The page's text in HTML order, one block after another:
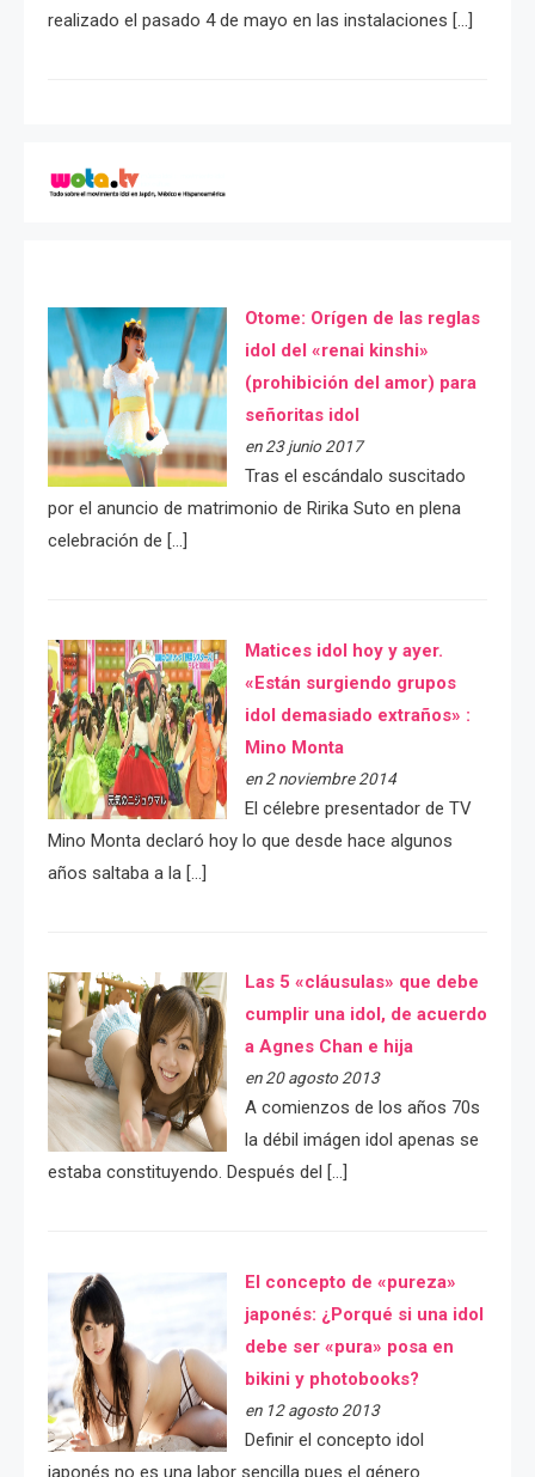
realizado el pasado 4 de mayo en las instalaciones […]
Otome: Orígen de las reglas
idol del «renai kinshi»
(prohibición del amor) para
señoritas idol
en 23 junio 2017
Tras el escándalo suscitado
por el anuncio de matrimonio de Ririka Suto en plena
celebración de […]
Matices idol hoy y ayer.
«Están surgiendo grupos
idol demasiado extraños» :
Mino Monta
en 2 noviembre 2014
El célebre presentador de TV
Mino Monta declaró hoy lo que desde hace algunos
años saltaba a la […]
Las 5 «cláusulas» que debe
cumplir una idol, de acuerdo
a Agnes Chan e hija
en 20 agosto 2013
A comienzos de los años 70s
la débil imágen idol apenas se
estaba constituyendo. Después del […]
El concepto de «pureza»
japonés: ¿Porqué si una idol
debe ser «pura» posa en
bikini y photobooks?
en 12 agosto 2013
Definir el concepto idol
japonés no es una labor sencilla pues el género